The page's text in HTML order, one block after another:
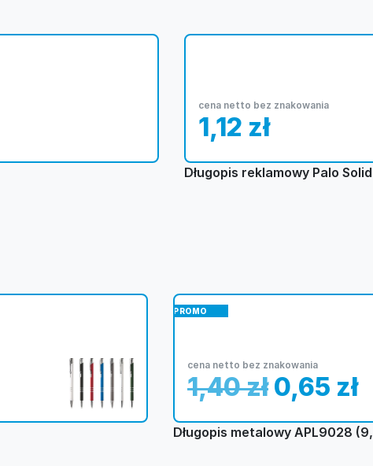
cena netto bez znakowania
1,12 zł
Długopis reklamowy Palo Solid
PROMO
cena netto bez znakowania
1,40zł 0,65 zł
Długopis metalowy APL9028